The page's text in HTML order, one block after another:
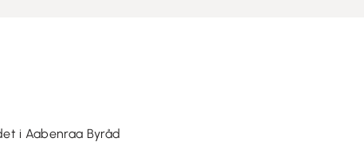
i Aabenraa Byråd